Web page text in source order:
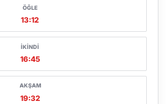
ÖĞLE
13:12
İKINDI
16:45
AKŞAM
19:32